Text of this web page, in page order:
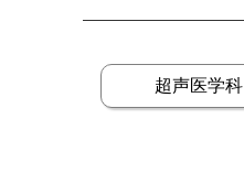
超声医学科